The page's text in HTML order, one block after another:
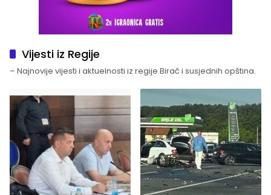
Vijesti iz Regije
– Najnovije vijesti i aktuelnosti iz regije Birač i susjednih opština.